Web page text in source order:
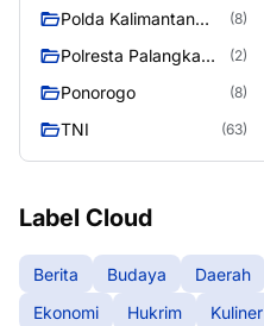
Polda Kalimantan
(8)
Polresta Palangka
(2)
Ponorogo (8)
TNI (63)
Label Cloud
Berita Budaya Daerah
Ekonomi
Hukrim Kuliner